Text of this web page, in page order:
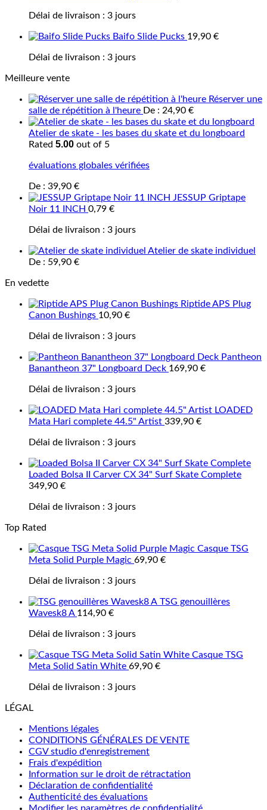
Délai de livraison : 3 jours
Baifo Slide Pucks 19,90 €
Délai de livraison : 3 jours
Meilleure vente
Réserver une
salle de répétition à l'heure De : 24,90 €
Atelier de skate - les bases du skate et du longboard
Rated 5.00 out of 5
évaluations globales vérifiées
De : 39,90 €
JESSUP Griptape
Noir 11 INCH 0,79 €
Délai de livraison : 3 jours
Atelier de skate individuel
De : 59,90 €
En vedette
Riptide APS Plug
Canon Bushings 10,90 €
Délai de livraison : 3 jours
Pantheon
Banantheon 37" Longboard Deck 169,90 €
Délai de livraison : 3 jours
LOADED
Mata Hari complete 44.5" Artist 339,90 €
Délai de livraison : 3 jours
Loaded Bolsa II Carver CX 34" Surf Skate Complete
349,90 €
Délai de livraison : 3 jours
Top Rated
Casque TSG
Meta Solid Purple Magic 69,90 €
Délai de livraison : 3 jours
TSG genouillères
Wavesk8 A 114,90 €
Délai de livraison : 3 jours
Casque TSG
Meta Solid Satin White 69,90 €
Délai de livraison : 3 jours
LÉGAL
Mentions légales
CONDITIONS GÉNÉRALES DE VENTE
CGV studio d'enregistrement
Frais d'expédition
Information sur le droit de rétractation
Déclaration de confidentialité
Authenticité des évaluations